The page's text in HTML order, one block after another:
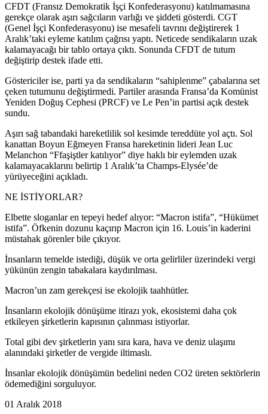
CFDT (Fransız Demokratik İşçi Konfederasyonu) katılmamasına
gerekçe olarak aşırı sağcıların varlığı ve şiddeti gösterdi. CGT
(Genel İşçi Konfederasyonu) ise mesafeli tavrını değiştirerek 1
Aralık’taki eyleme katılım çağrısı yaptı. Neticede sendikaların uzak
kalamayacağı bir tablo ortaya çıktı. Sonunda CFDT de tutum
değiştirip destek ifade etti.
Göstericiler ise, parti ya da sendikaların “sahiplenme” çabalarına set
çeken tutumunu değiştirmedi. Partiler arasında Fransa’da Komünist
Yeniden Doğuş Cephesi (PRCF) ve Le Pen’in partisi açık destek
sundu.
Aşırı sağ tabandaki hareketlilik sol kesimde tereddüte yol açtı. Sol
kanattan Boyun Eğmeyen Fransa hareketinin lideri Jean Luc
Melanchon “Ffaşiştler katılıyor” diye haklı bir eylemden uzak
kalamayacaklarını belirtip 1 Aralık’ta Champs-Elysée’de
yürüyeceğini açıkladı.
NE İSTİYORLAR?
Elbette sloganlar en tepeyi hedef alıyor: “Macron istifa”, “Hükümet
istifa”. Öfkenin dozunu kaçırıp Macron için 16. Louis’in kaderini
müstahak görenler bile çıkıyor.
İnsanların temelde istediği, düşük ve orta gelirliler üzerindeki vergi
yükünün zengin tabakalara kaydırılması.
Macron’un zam gerekçesi ise ekolojik taahhütler.
İnsanların ekolojik dönüşüme itirazı yok, ekosistemi daha çok
etkileyen şirketlerin kapısının çalınması istiyorlar.
Total gibi dev şirketlerin yanı sıra kara, hava ve deniz ulaşımı
alanındaki şirketler de vergide iltimaslı.
İnsanlar ekolojik dönüşümün bedelini neden CO2 üreten sektörlerin
ödemediğini sorguluyor.
01 Aralık 2018